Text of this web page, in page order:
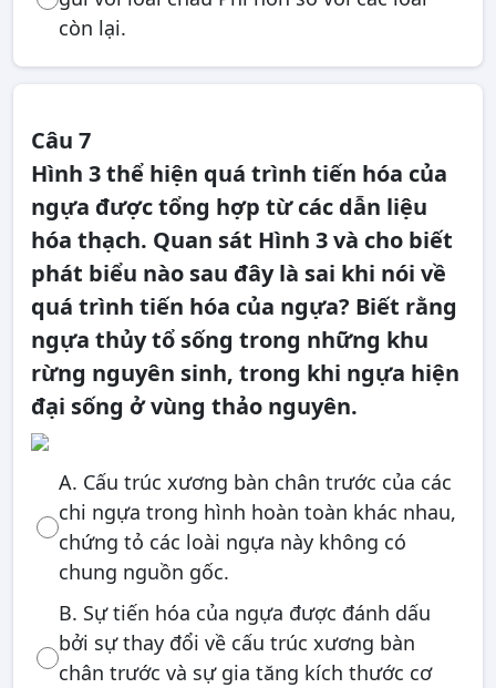
còn lại.
Câu 7
Hình 3 thể hiện quá trình tiến hóa của
ngựa được tổng hợp từ các dẫn liệu
hóa thạch. Quan sát Hình 3 và cho biết
phát biểu nào sau đây là sai khi nói về
quá trình tiến hóa của ngựa? Biết rằng
ngựa thủy tổ sống trong những khu
rừng nguyên sinh, trong khi ngựa hiện
đại sống ở vùng thảo nguyên.
A. Cấu trúc xương bàn chân trước của các
chi ngựa trong hình hoàn toàn khác nhau,
chứng tỏ các loài ngựa này không có
chung nguồn gốc.
B. Sự tiến hóa của ngựa được đánh dấu
bởi sự thay đổi về cấu trúc xương bàn
chân trước và sự gia tăng kích thước cơ